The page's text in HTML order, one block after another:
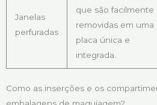
Janelas
perfuradas
que são facilmente
removidas em uma
placa única e
integrada.
Como as inserções e os